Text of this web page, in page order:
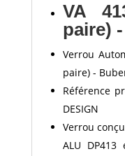
VA
paire)
Verrou
paire) -
Référence
DESIGN
Verrou
ALU